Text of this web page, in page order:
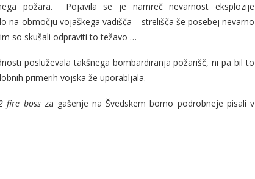
požara. Pojavila se je namreč nevarnost eksplozije
na območju vojaškega vadišča – strelišča še posebej nevarno
so skušali odpraviti to težavo …
posluževala takšnega bombardiranja požarišč, ni pa bil to
primerih vojska že uporabljala.
fire bossza gašenje na Švedskem bomo podrobneje pisali v